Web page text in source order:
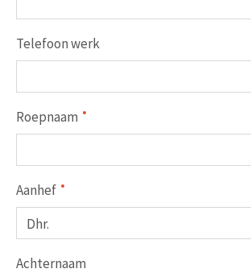
Telefoon werk
Roepnaam
Aanhef
Achternaam